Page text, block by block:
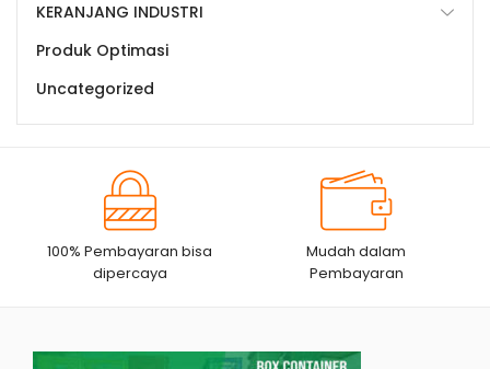
KERANJANG INDUSTRI
Produk Optimasi
Uncategorized
100% Pembayaran bisa
dipercaya
Mudah dalam
Pembayaran